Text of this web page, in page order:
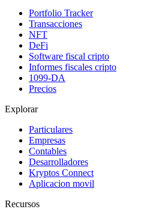
Portfolio Tracker
Transacciones
NFT
DeFi
Software fiscal cripto
Informes fiscales cripto
1099-DA
Precios
Explorar
Particulares
Empresas
Contables
Desarrolladores
Kryptos Connect
Aplicacion movil
Recursos